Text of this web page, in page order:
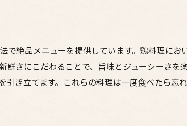
新鮮な食材の見極め方
もつ鍋の奥深い魅力
で絶品メニューを提供しています。鶏料理に
さにこだわることで、旨味とジューシーさを
引き立てます。これらの料理は一度食べたら